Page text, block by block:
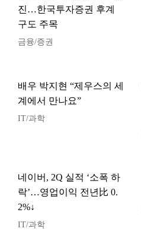
진…한국투자증권 후계
구도 주목
금융/증권
배우 박지현 “제우스의 세
계에서 만나요”
IT/과학
네이버, 2Q 실적 ‘소폭 하
락’…영업이익 전년比 0.
2%↓
IT/과학